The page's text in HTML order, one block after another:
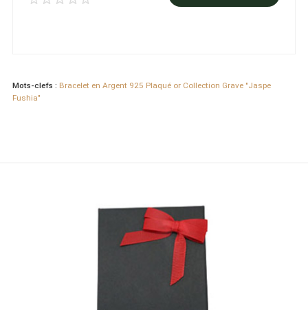
Mots-clefs : Bracelet en Argent 925 Plaqué or Collection Grave "Jaspe
Fushia"